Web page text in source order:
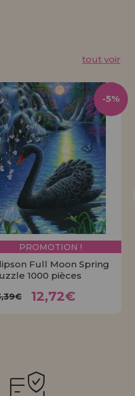
tout voir
PROMOTION !
Full Moon Spring
1000 pièces
12,72€
-5%